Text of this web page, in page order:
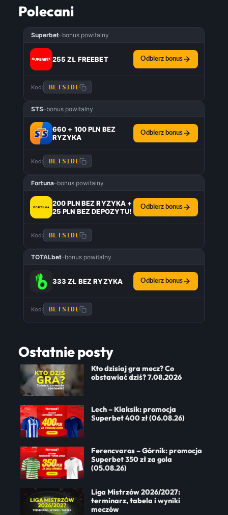
Polecani
Superbet–bonus powitalny
255 ZŁ FREEBET Odbierz bonus
Kod: BETSIDE
STS–bonus powitalny
660 + 100 PLN BEZ
RYZYKA
Odbierz bonus
Kod: BETSIDE
Fortuna–bonus powitalny
200 PLN BEZ RYZYKA +
25 PLN BEZ DEPOZYTU!
Odbierz bonus
Kod: BETSIDE
TOTALbet–bonus powitalny
333 ZŁ BEZ RYZYKA Odbierz bonus
Kod: BETSIDE
Ostatnie posty
Kto dzisiaj gra mecz? Co
obstawiać dziś? 7.08.2026
Lech – Klaksik: promocja
Superbet 400 zł (06.08.26)
Ferencvaros – Górnik: promocja
Superbet 350 zł za gola
(05.08.26)
Liga Mistrzów 2026/2027:
terminarz, tabela i wyniki
meczów